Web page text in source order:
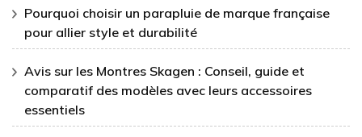
Pourquoi choisir un parapluie de marque française
pour allier style et durabilité
Avis sur les Montres Skagen : Conseil, guide et
comparatif des modèles avec leurs accessoires
essentiels